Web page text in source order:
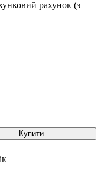
рахунок (з
Купити